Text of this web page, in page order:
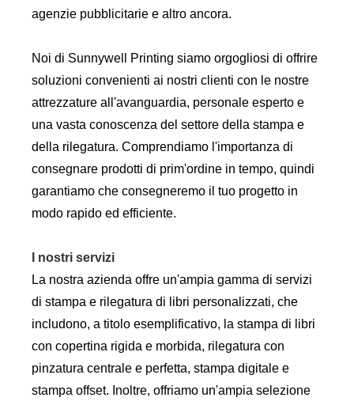
agenzie pubblicitarie e altro ancora.
Noi di Sunnywell Printing siamo orgogliosi di offrire
soluzioni convenienti ai nostri clienti con le nostre
attrezzature all'avanguardia, personale esperto e
una vasta conoscenza del settore della stampa e
della rilegatura. Comprendiamo l'importanza di
consegnare prodotti di prim'ordine in tempo, quindi
garantiamo che consegneremo il tuo progetto in
modo rapido ed efficiente.
I nostri servizi
La nostra azienda offre un'ampia gamma di servizi
di stampa e rilegatura di libri personalizzati, che
includono, a titolo esemplificativo, la stampa di libri
con copertina rigida e morbida, rilegatura con
pinzatura centrale e perfetta, stampa digitale e
stampa offset. Inoltre, offriamo un'ampia selezione